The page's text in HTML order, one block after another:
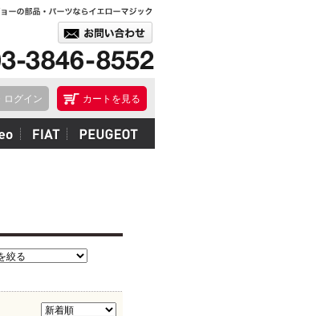
カートを見る
ログイン